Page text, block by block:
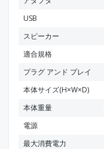
USB
スピーカー
適合規格
プラグ アンド プレイ
本体サイズ(H×W×D)
本体重量
電源
最大消費電力